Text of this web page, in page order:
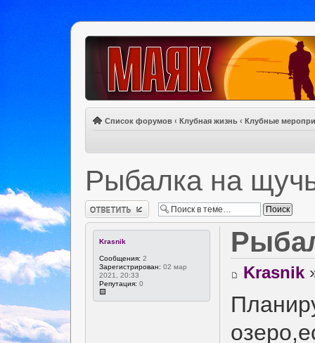
Список форумов ‹ Клубная жизнь ‹ Клубные
Рыбалка на
Ответить
Krasnik
Сообщения: 2
Зарегистрирован: 02 мар
2021, 20:33
Репутация: 0
Krasnik